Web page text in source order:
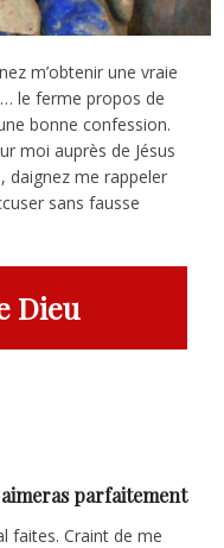
m’obtenir une vraie
le ferme propos de
bonne confession.
moi auprès de Jésus
daignez me rappeler
sans fausse
Dieu
parfaitement
faites. Craint de me